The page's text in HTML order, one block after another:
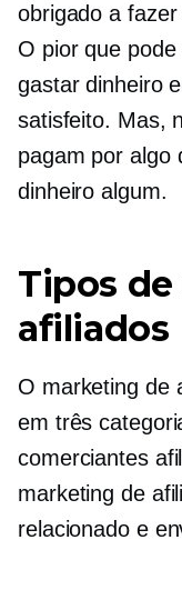
obrigado a
O pior que
gastar dinheiro
satisfeito. Mas,
pagam por algo
dinheiro algum.
Tipos
afiliados
O marketing de
em três
comerciantes
marketing de
relacionado e